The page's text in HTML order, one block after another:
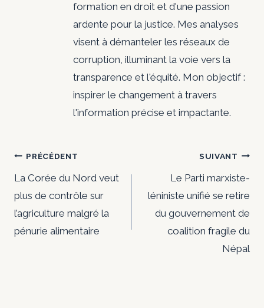
formation en droit et d'une passion
ardente pour la justice. Mes analyses
visent à démanteler les réseaux de
corruption, illuminant la voie vers la
transparence et l'équité. Mon objectif :
inspirer le changement à travers
l'information précise et impactante.
Navigation
de
l’article
PRÉCÉDENT
La Corée du Nord veut
plus de contrôle sur
l’agriculture malgré la
pénurie alimentaire
SUIVANT
Le Parti marxiste-
léniniste unifié se retire
du gouvernement de
coalition fragile du
Népal